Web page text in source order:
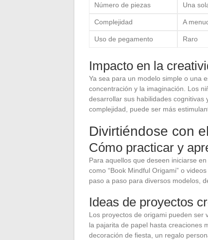
Número de piezas Una
Complejidad A
Uso de pegamento Raro
Impacto en la
Ya sea para un modelo simple o una
concentración y la imaginación. Los
desarrollar sus habilidades cognitivas
complejidad, puede ser más
Divirtiéndose con
Cómo practicar y
Para aquellos que deseen iniciarse
como “Book Mindful Origami” o
paso a paso para diversos modelos,
Ideas de proyectos
Los proyectos de origami pueden ser
la pajarita de papel hasta creaciones
decoración de fiesta, un regalo